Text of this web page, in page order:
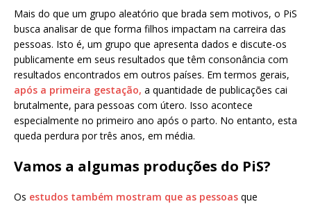
Mais do que um grupo aleatório que brada sem motivos, o PiS
busca analisar de que forma filhos impactam na carreira das
pessoas. Isto é, um grupo que apresenta dados e discute-os
publicamente em seus resultados que têm consonância com
resultados encontrados em outros países. Em termos gerais,
após a primeira gestação, a quantidade de publicações cai
brutalmente, para pessoas com útero. Isso acontece
especialmente no primeiro ano após o parto. No entanto, esta
queda perdura por três anos, em média.
Vamos a algumas produções do PiS?
Os estudos também mostram que as pessoas que